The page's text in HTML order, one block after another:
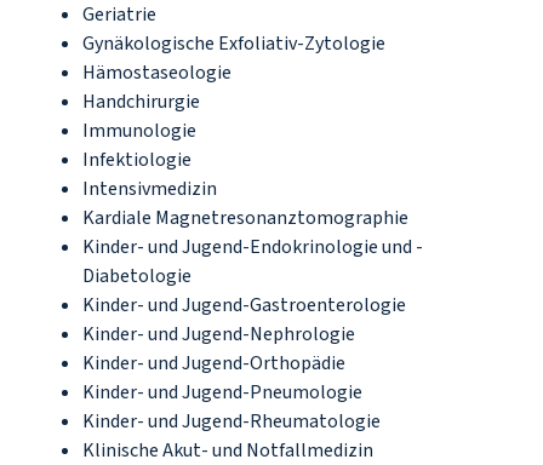
Geriatrie
Gynäkologische Exfoliativ-Zytologie
Hämostaseologie
Handchirurgie
Immunologie
Infektiologie
Intensivmedizin
Kardiale Magnetresonanztomographie
Kinder- und Jugend-Endokrinologie und -
Diabetologie
Kinder- und Jugend-Gastroenterologie
Kinder- und Jugend-Nephrologie
Kinder- und Jugend-Orthopädie
Kinder- und Jugend-Pneumologie
Kinder- und Jugend-Rheumatologie
Klinische Akut- und Notfallmedizin